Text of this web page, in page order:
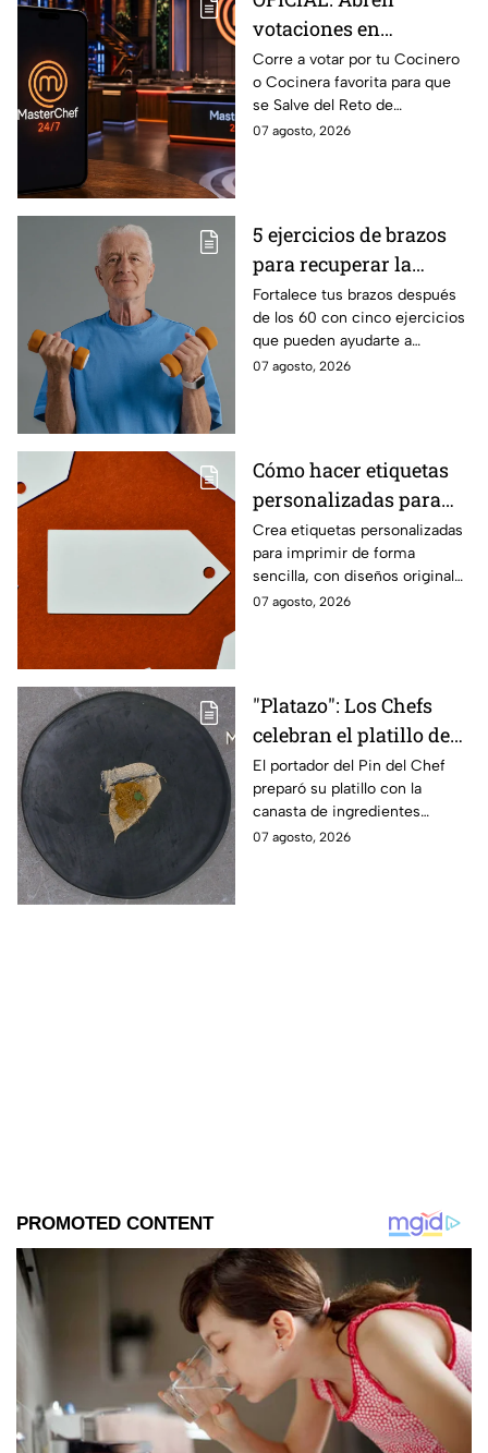
votaciones en
MasterChef 24/7 para
que salves a un
Cocinero del Reto de
Eliminación de este
Corre a votar por tu Cocinero
o Cocinera favorita para que
se Salve del Reto de
Eliminación de MasterChef
07 agosto, 2026
5 ejercicios de brazos
para recuperar la
fuerza después de los
60
Fortalece tus brazos después
de los 60 con cinco ejercicios
que pueden ayudarte a
recuperar fuerza, movilidad y
07 agosto, 2026
Cómo hacer etiquetas
personalizadas para
imprimir
Crea etiquetas personalizadas
para imprimir de forma
sencilla, con diseños originales
y detalles adaptados a tus
07 agosto, 2026
"Platazo": Los Chefs
celebran el platillo de
Lancer en la gala de
salvación de
MasterChef 24/7
El portador del Pin del Chef
preparó su platillo con la
canasta de ingredientes
exóticos que contenía erizo de
07 agosto, 2026